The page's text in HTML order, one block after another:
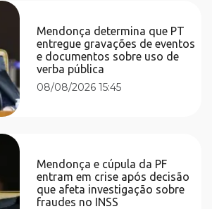
Mendonça determina que PT
entregue gravações de eventos
e documentos sobre uso de
verba pública
08/08/2026 15:45
Mendonça e cúpula da PF
entram em crise após decisão
que afeta investigação sobre
fraudes no INSS